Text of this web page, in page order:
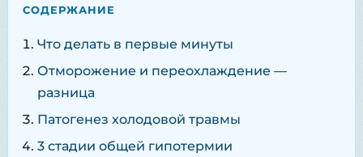
СОДЕРЖАНИЕ
Что делать в первые минуты
Отморожение и переохлаждение —
разница
Патогенез холодовой травмы
3 стадии общей гипотермии